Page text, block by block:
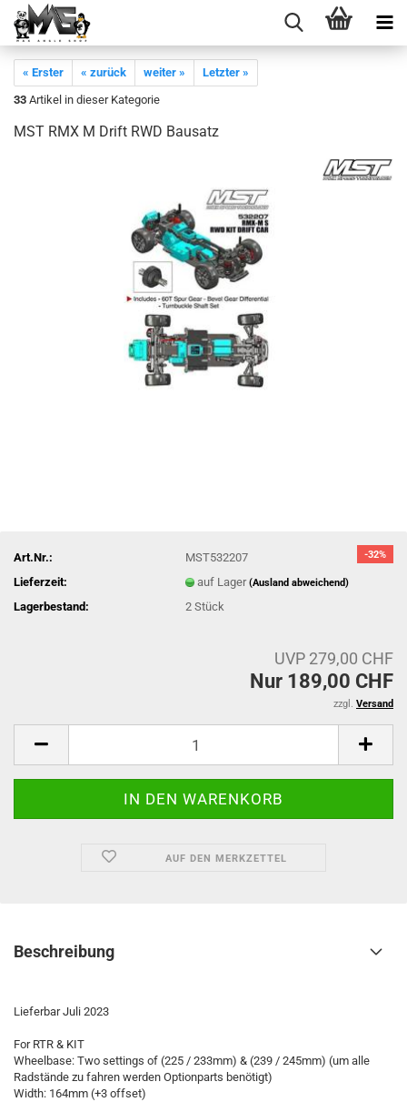
« Erster « zurück weiter »
Letzter »
33 Artikel in dieser Kategorie
MST RMX M Drift RWD Bausatz
-32%
Art.Nr.:
MST532207
Lieferzeit:
auf Lager(Ausland abweichend)
Lagerbestand: 2Stück
UVP 279,00 CHF
Nur 189,00 CHF
zzgl. Versand
AUF DEN MERKZETTEL
Beschreibung
Lieferbar Juli 2023
For RTR & KIT
Wheelbase: Two settings of (225 / 233mm) & (239 / 245mm) (um alle
Radstände zu fahren werden Optionparts benötigt)
Width: 164mm (+3 offset)